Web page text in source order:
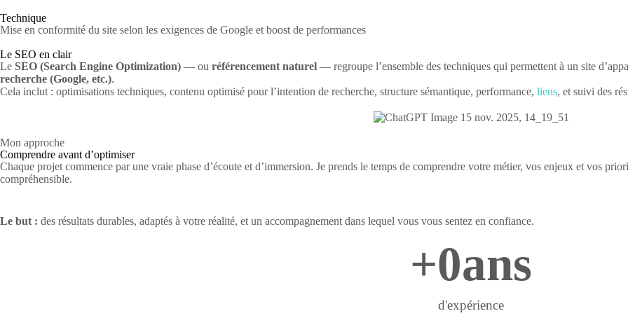
Technique
Mise en conformité du site selon les exigences de Google et boost de performances
Le SEO en clair
Le SEO (Search Engine Optimization) — ou référencement naturel — regroupe l’ensemble des techniques qui permettent à un site
recherche (Google, etc.).
Cela inclut : optimisations techniques, contenu optimisé pour l’intention de recherche, structure sémantique, performance, liens, et suivi des
Mon approche
Comprendre avant d’optimiser
Chaque projet commence par une vraie phase d’écoute et d’immersion. Je prends le temps de comprendre votre métier, vos enjeux et vos
compréhensible.
Le but : des résultats durables, adaptés à votre réalité, et un accompagnement dans lequel vous vous sentez en confiance.
d'expérience
+0ans